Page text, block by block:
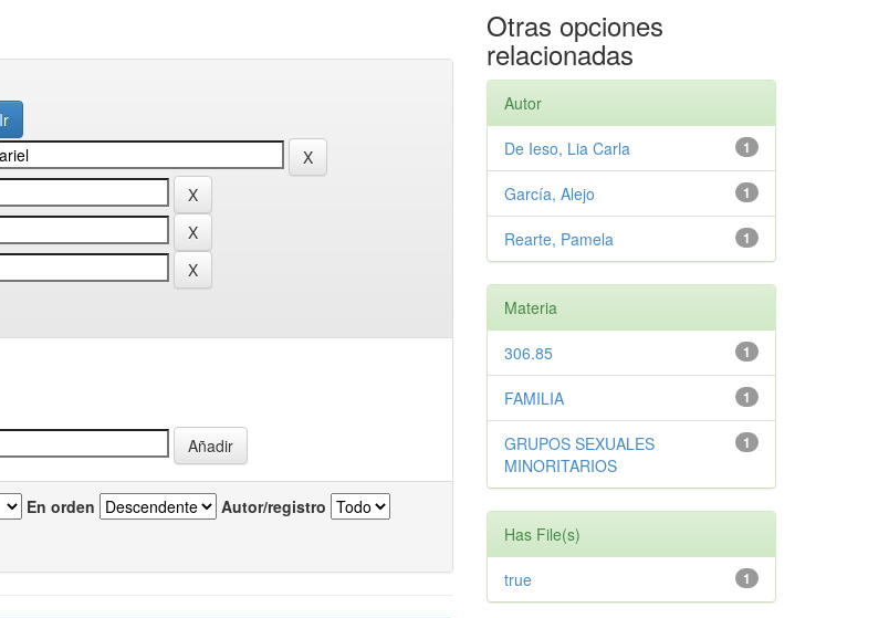
En orden Autor/registro
Otras opciones
relacionadas
Autor
1
De Ieso, Lia Carla
1
García, Alejo
1
Rearte, Pamela
Materia
1
306.85
1
FAMILIA
1
GRUPOS SEXUALES
MINORITARIOS
Has File(s)
1
true